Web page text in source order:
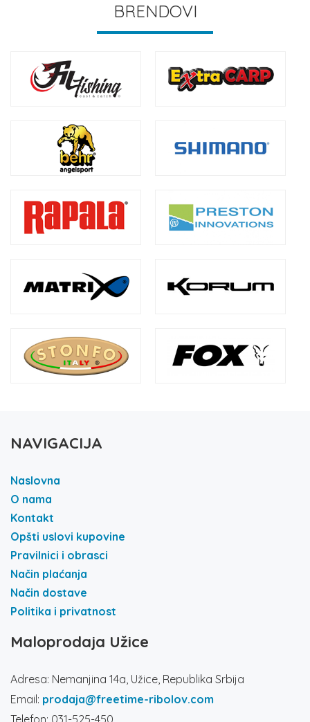
BRENDOVI
NAVIGACIJA
Naslovna
O nama
Kontakt
Opšti uslovi kupovine
Pravilnici i obrasci
Način plaćanja
Način dostave
Politika i privatnost
Maloprodaja Užice
Adresa: Nemanjina 14a, Užice, Republika Srbija
Email: prodaja@freetime-ribolov.com